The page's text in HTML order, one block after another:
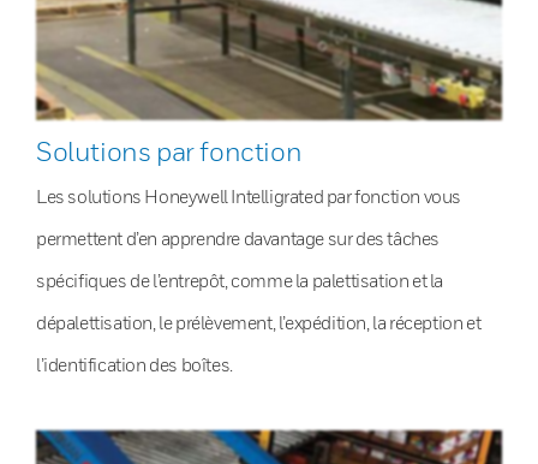
Solutions par fonction
Les solutions Honeywell Intelligrated par fonction vous
permettent d’en apprendre davantage sur des tâches
spécifiques de l’entrepôt, comme la palettisation et la
dépalettisation, le prélèvement, l’expédition, la réception et
l’identification des boîtes.